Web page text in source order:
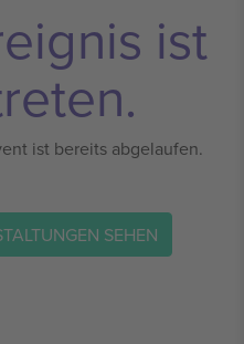
ist
ist bereits abgelaufen.
SEHEN